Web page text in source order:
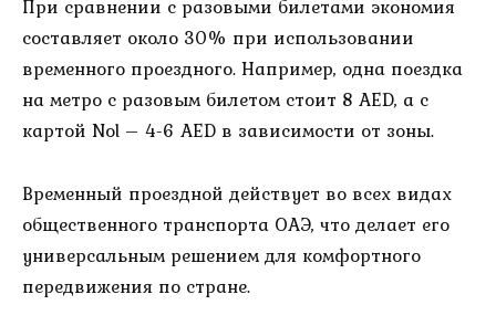
При сравнении с разовыми билетами экономия
составляет около 30% при использовании
временного проездного. Например, одна поездка
на метро с разовым билетом стоит 8 AED, а с
картой Nol – 4-6 AED в зависимости от зоны.
Временный проездной действует во всех видах
общественного транспорта ОАЭ, что делает его
универсальным решением для комфортного
передвижения по стране.